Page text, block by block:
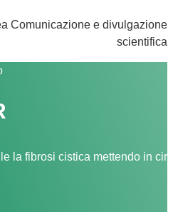
Comunicazione e divulgazione
scientifica
la fibrosi cistica mettendo in